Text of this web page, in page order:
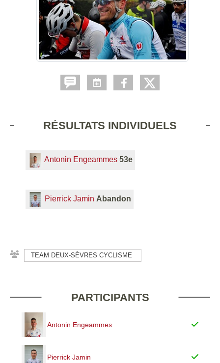
RÉSULTATS INDIVIDUELS
Antonin Engeammes 53e
Pierrick Jamin Abandon
TEAM DEUX-SÈVRES CYCLISME
PARTICIPANTS
Antonin Engeammes
Pierrick Jamin